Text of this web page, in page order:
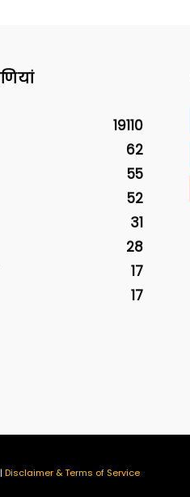
19110
62
55
52
31
28
17
17
| Disclaimer & Terms of Service